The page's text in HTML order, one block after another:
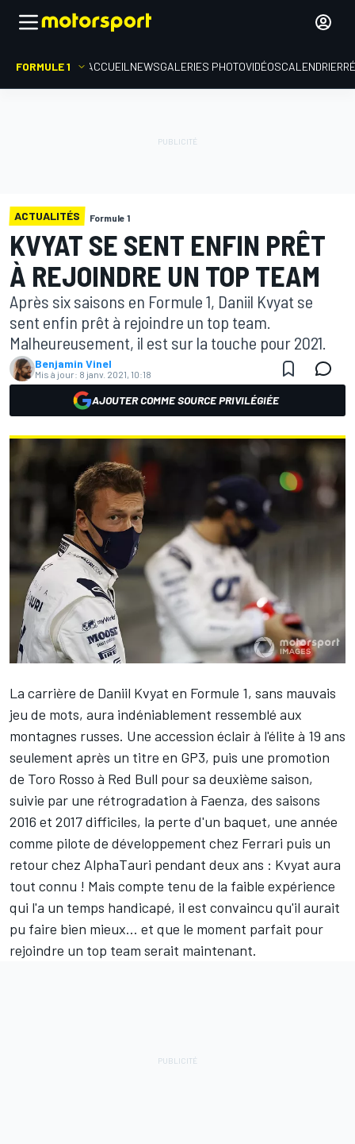
FORMULE 1 ACCUEIL NEWSGALERIES PHOTOVIDÉOSCALENDRIER
ACTUALITÉS Formule 1
KVYAT SE SENT ENFIN PRÊT
À REJOINDRE UN TOP TEAM
Après six saisons en Formule 1, Daniil Kvyat se
sent enfin prêt à rejoindre un top team.
Malheureusement, il est sur la touche pour 2021.
Benjamin Vinel
Mis à jour: 8 janv. 2021, 10:18
AJOUTER COMME SOURCE PRIVILÉGIÉE
La carrière de Daniil Kvyat en Formule 1, sans mauvais
jeu de mots, aura indéniablement ressemblé aux
montagnes russes. Une accession éclair à l'élite à 19 ans
seulement après un titre en GP3, puis une promotion
de Toro Rosso à Red Bull pour sa deuxième saison,
suivie par une rétrogradation à Faenza, des saisons
2016 et 2017 difficiles, la perte d'un baquet, une année
comme pilote de développement chez Ferrari puis un
retour chez AlphaTauri pendant deux ans : Kvyat aura
tout connu ! Mais compte tenu de la faible expérience
qui l'a un temps handicapé, il est convaincu qu'il aurait
pu faire bien mieux… et que le moment parfait pour
rejoindre un top team serait maintenant.